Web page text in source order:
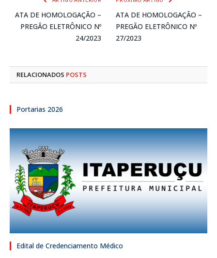
ATA DE HOMOLOGAÇÃO –
PREGÃO ELETRÔNICO Nº
24/2023
ATA DE HOMOLOGAÇÃO –
PREGÃO ELETRÔNICO Nº
27/2023
RELACIONADOS POSTS
Portarias 2026
Edital de Credenciamento Médico